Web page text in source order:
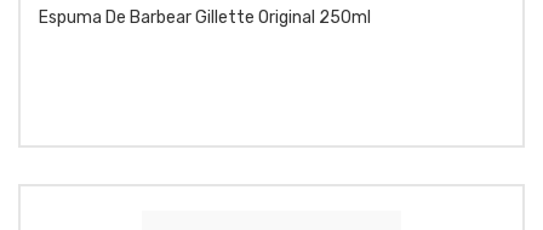
Espuma De Barbear Gillette Original 250ml